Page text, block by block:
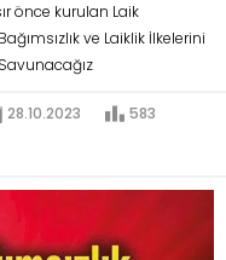
önce kurulan Laik
ve Laiklik İlkelerini
28.10.2023 583